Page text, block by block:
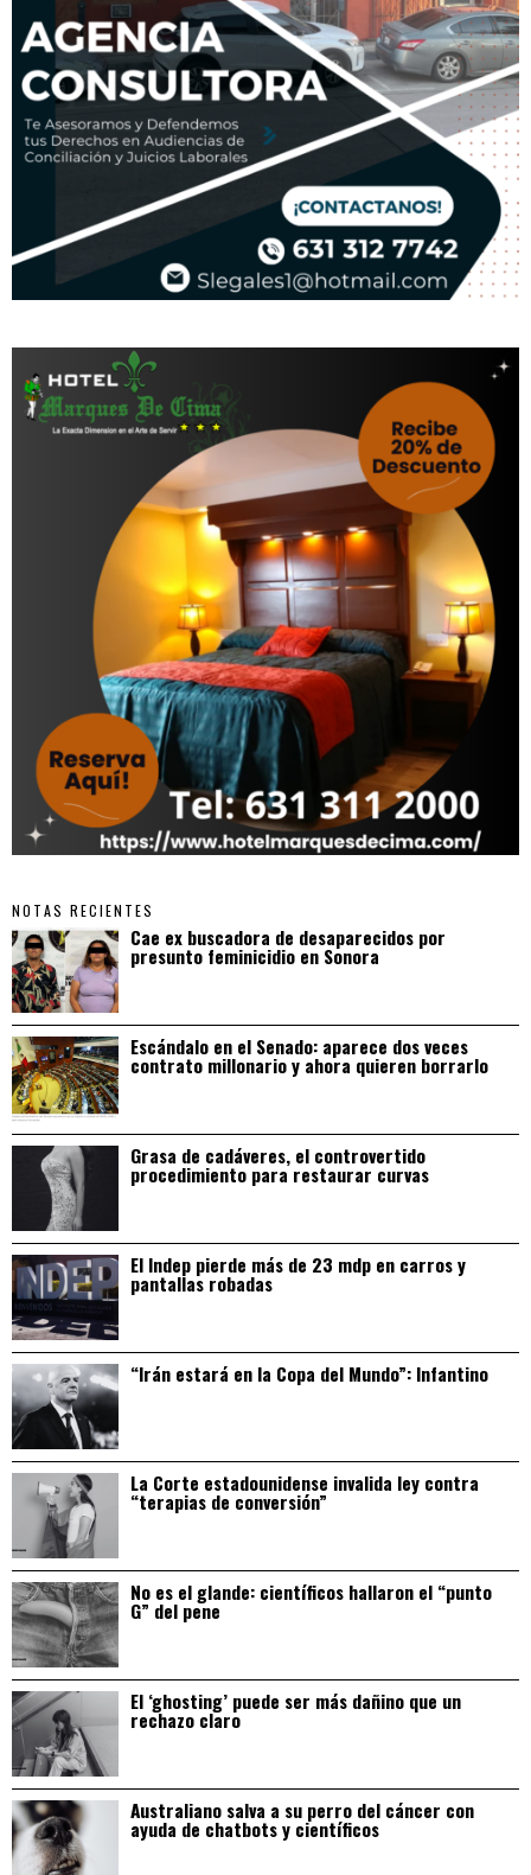
NOTAS RECIENTES
Cae ex buscadora de desaparecidos por
presunto feminicidio en Sonora
Escándalo en el Senado: aparece dos veces
contrato millonario y ahora quieren borrarlo
Grasa de cadáveres, el controvertido
procedimiento para restaurar curvas
El Indep pierde más de 23 mdp en carros y
pantallas robadas
“Irán estará en la Copa del Mundo”: Infantino
La Corte estadounidense invalida ley contra
“terapias de conversión”
No es el glande: científicos hallaron el “punto
G” del pene
El ‘ghosting’ puede ser más dañino que un
rechazo claro
Australiano salva a su perro del cáncer con
ayuda de chatbots y científicos